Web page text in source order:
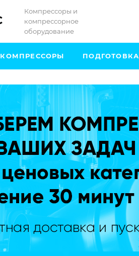
Компрессоры и
компрессорное
оборудование
КОМПРЕССОРЫ